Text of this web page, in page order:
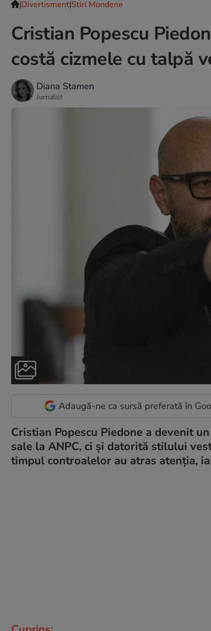
|Divertisment|Stiri Mondene
Cristian Popescu
costă cizmele cu talpă
Diana Stamen
Jurnalist
Adaugă-ne ca sursă preferată în
Cristian Popescu Piedone a devenit
sale la ANPC, ci și datorită stilului
timpul controalelor au atras atenția,